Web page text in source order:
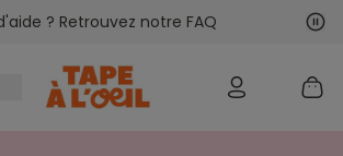
? Retrouvez notre FAQ